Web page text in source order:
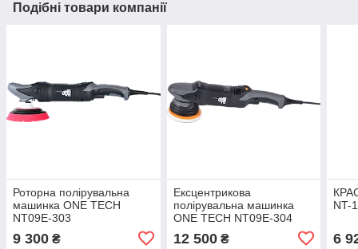
Подібні товари компанії
Роторна полірувальна
машинка ONE TECH
NT09E-303
9 300 ₴
Ексцентрикова
полірувальна машинка
ONE TECH NT09E-304
12 500₴
NT-
6